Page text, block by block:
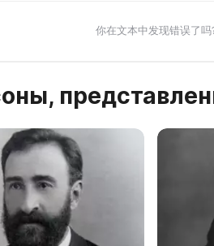
你在文本中发现错误了